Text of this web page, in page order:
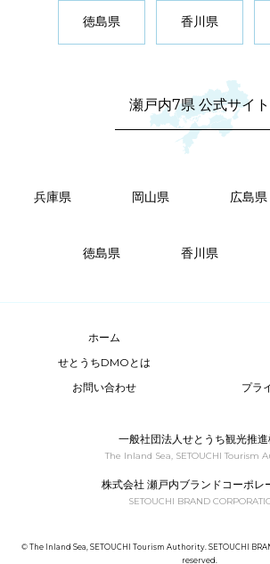
徳島県 香川県
瀬戸内7県 公式サイト
兵庫県 岡山県 広島県
徳島県 香川県
ホーム
せとうちDMOとは
お問い合わせ
プラ
一般社団法人せとうち観光推
The Inland Sea, SETOUCHI Tourism
株式会社 瀬戸内ブランドコーポレ
SETOUCHI BRAND
© The Inland Sea, SETOUCHI Tourism Authority. SETOUCHI
reserved.